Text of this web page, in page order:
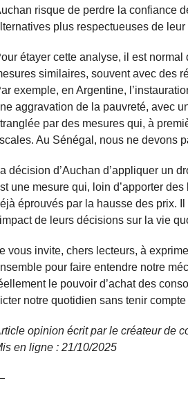
risque de perdre la confiance
plus respectueuses de leur
étayer cette analyse, il est
similaires, souvent avec des
exemple, en Argentine,
aggravation de la pauvreté, avec
par des mesures qui, à
Au Sénégal, nous ne devons
décision d’Auchan d’appliquer un
une mesure qui, loin d’apporter
éprouvés par la hausse des prix.
de leurs décisions sur la vie
vous invite, chers lecteurs, à
pour faire entendre notre
le pouvoir d’achat des
notre quotidien sans tenir
opinion écrit par le créateur de
en ligne : 21/10/2025